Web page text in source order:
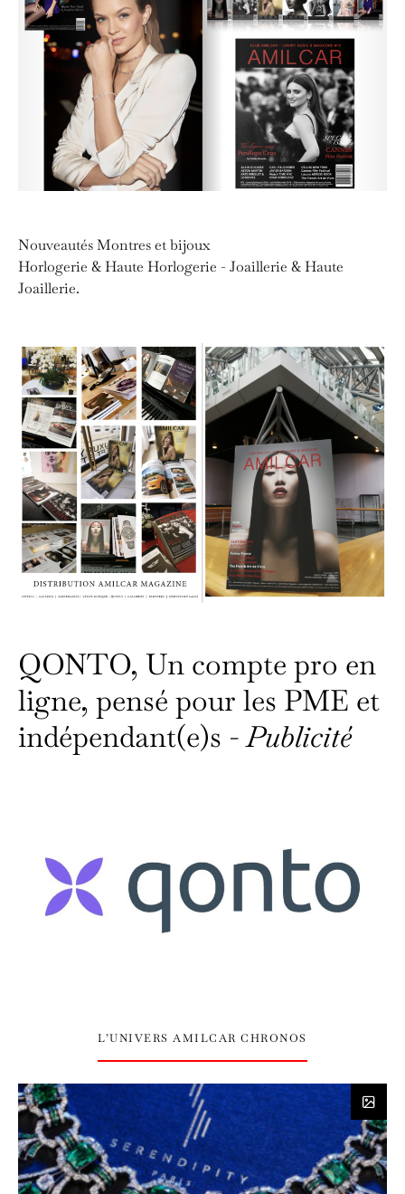
Nouveautés Montres et bijoux
Horlogerie & Haute Horlogerie - Joaillerie & Haute
Joaillerie.
QONTO, Un compte pro en
ligne, pensé pour les PME et
indépendant(e)s -Publicité
L’UNIVERS AMILCAR CHRONOS